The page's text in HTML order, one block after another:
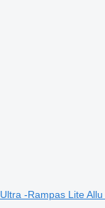
Ultra -Rampas Lite